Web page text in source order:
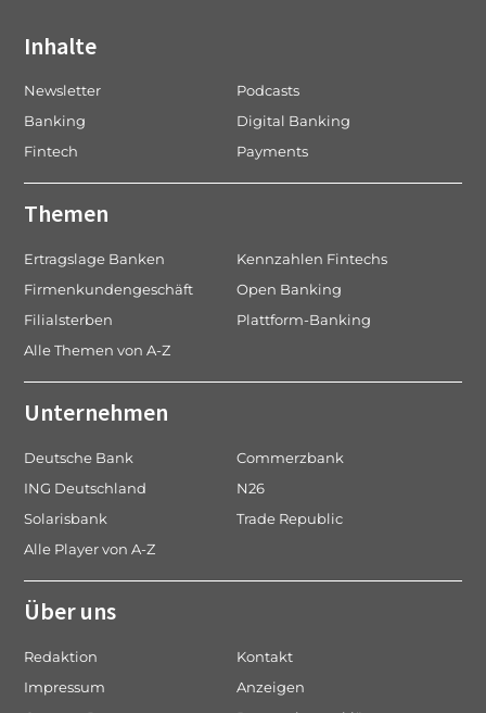
Inhalte
Newsletter
Podcasts
Banking
Digital Banking
Fintech
Payments
Themen
Ertragslage Banken
Kennzahlen Fintechs
Firmenkundengeschäft
Open Banking
Filialsterben
Plattform-Banking
Alle Themen von A-Z
Unternehmen
Deutsche Bank
Commerzbank
ING Deutschland
N26
Solarisbank
Trade Republic
Alle Player von A-Z
Über uns
Redaktion
Kontakt
Impressum
Anzeigen